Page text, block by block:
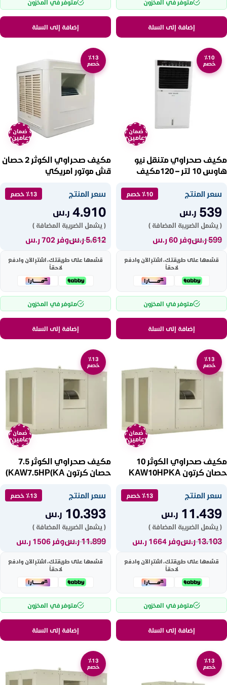
متوفر في المخزون
إضافة إلى السلة
متوفر في المخزون
إضافة إلى السلة
٪10
خصم
ضمان
عامين
مكيف صحراوي متنقل نيو
هاوس 10 لتر – 120مكيف
سعر المنتج ٪10 خصم
539 ر.س
( يشمل الضريبة المضافة )
599ر.سوفر 60 ر.س
قسّمها على طريقتك، اشترِ الآن وادفع
لاحقاً
متوفر في المخزون
إضافة إلى السلة
٪13
خصم
ضمان
عامين
مكيف صحراوي الكوثر 2 حصان
قش موتور امريكي
سعر المنتج ٪13 خصم
4.910 ر.س
( يشمل الضريبة المضافة )
5.612ر.سوفر 702 ر.س
قسّمها على طريقتك، اشترِ الآن وادفع
لاحقاً
متوفر في المخزون
إضافة إلى السلة
٪13
خصم
ضمان
عامين
مكيف صحراوي الكوثر 10
حصان كرتون KAW10HPKA
سعر المنتج ٪13 خصم
11.439 ر.س
( يشمل الضريبة المضافة )
13.103ر.سوفر 1664 ر.س
قسّمها على طريقتك، اشترِ الآن وادفع
لاحقاً
متوفر في المخزون
إضافة إلى السلة
٪13
خصم
ضمان
عامين
مكيف صحراوي الكوثر 7.5
حصان كرتون KAW7.5HP(KA)
سعر المنتج ٪13 خصم
10.393 ر.س
( يشمل الضريبة المضافة )
11.899ر.سوفر 1506 ر.س
قسّمها على طريقتك، اشترِ الآن وادفع
لاحقاً
متوفر في المخزون
إضافة إلى السلة
٪13
خصم
٪13
خصم